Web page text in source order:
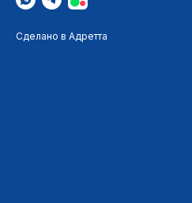
Сделано в Адретта